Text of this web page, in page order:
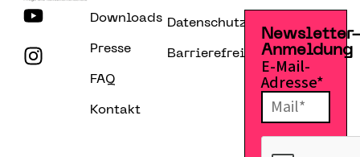
Downloads
Presse
FAQ
Kontakt
Datenschutzerklärung
Barrierefreiheitserklärung
Anmeldung
E-Mail-
Adresse*